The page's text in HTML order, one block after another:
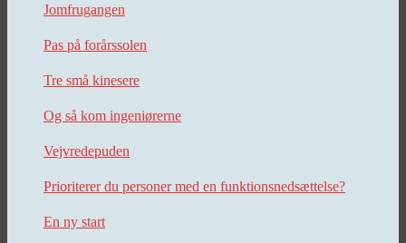
Jomfrugangen
Pas på forårssolen
Tre små kinesere
Og så kom ingeniørerne
Vejvredepuden
Prioriterer du personer med en funktionsnedsættelse?
En ny start